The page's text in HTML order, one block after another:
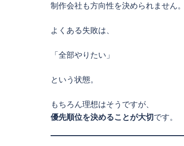
制作会社も方向性を決められません。
よくある失敗は、
「全部やりたい」
という状態。
もちろん理想はそうですが、
優先順位を決めることが大切です。